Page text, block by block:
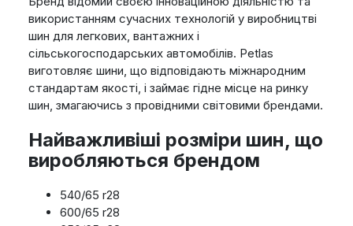
використанням сучасних технологій у виробництві
шин для легкових, вантажних і
сільськогосподарських автомобілів. Petlas
виготовляє шини, що відповідають міжнародним
стандартам якості, і займає гідне місце на ринку
шин, змагаючись з провідними світовими брендами.
Найважливіші розміри шин, що
виробляються брендом
540/65 r28
600/65 r28